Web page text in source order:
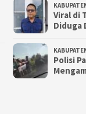
Viral di
Diduga
Polisi